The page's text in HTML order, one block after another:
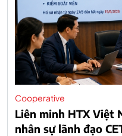
Cooperative
Liên minh HTX Việt
nhân sự lãnh đạo